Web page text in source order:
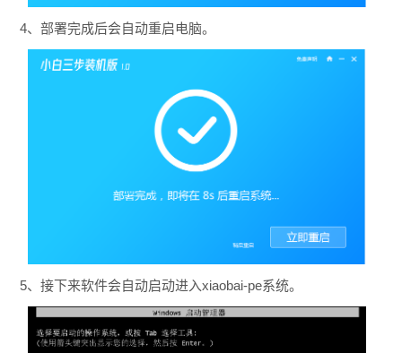
4、部署完成后会自动重启电脑。
5、接下来软件会自动启动进入xiaobai-pe系统。